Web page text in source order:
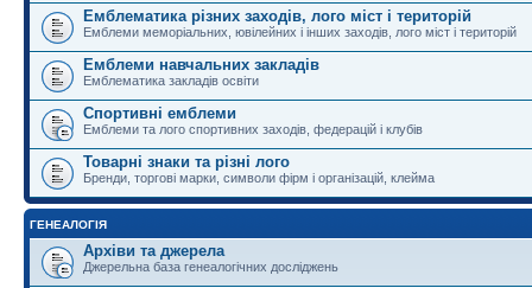
Емблематика різних заходів, лого міст і територій
Емблеми меморіальних, ювілейних і інших заходів, лого міст і територій
Емблеми навчальних закладів
Емблематика закладів освіти
Спортивні емблеми
Емблеми та лого спортивних заходів, федерацій і клубів
Товарні знаки та різні лого
Бренди, торгові марки, символи фірм і організацій, клейма
ГЕНЕАЛОГІЯ
Архіви та джерела
Джерельна база генеалогічних досліджень